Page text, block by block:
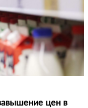
цен в